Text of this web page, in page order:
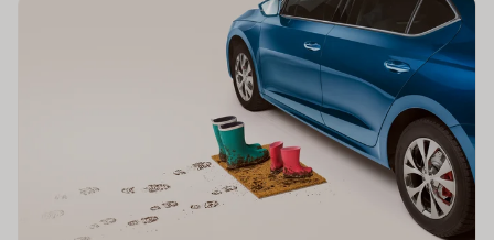
automobilio
padangas